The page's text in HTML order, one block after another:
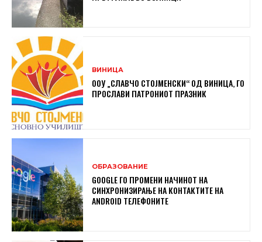
ВИНИЦА
ООУ „СЛАВЧО СТОЈМЕНСКИ“ ОД ВИНИЦА, ГО
ПРОСЛАВИ ПАТРОНИОТ ПРАЗНИК
ОБРАЗОВАНИЕ
GOOGLE ГО ПРОМЕНИ НАЧИНОТ НА
СИНХРОНИЗИРАЊЕ НА КОНТАКТИТЕ НА
ANDROID ТЕЛЕФОНИТЕ